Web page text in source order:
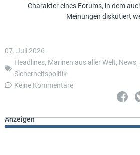
Charakter eines Forums, in dem
Meinungen diskutiert
07. Juli 2026
Headlines, Marinen aus aller Welt, News,
Sicherheitspolitik
Keine Kommentare
Anzeigen